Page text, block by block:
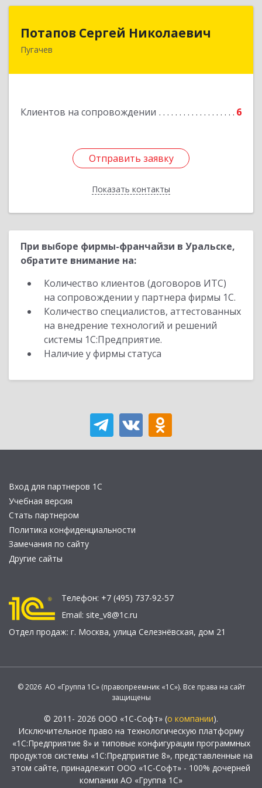
Потапов Сергей Николаевич
Пугачев
Клиентов на сопровождении 6
Отправить заявку
Показать контакты
Потапов Сергей Николаевич
Отправить заявку
Назад
При выборе фирмы-франчайзи в Уральске,
обратите внимание на:
Количество клиентов (договоров ИТС)
на сопровождении у партнера фирмы 1С.
Количество специалистов, аттестованных
на внедрение технологий и решений
системы 1С:Предприятие.
Наличие у фирмы статуса
Вход для партнеров 1С
Учебная версия
Стать партнером
Политика конфиденциальности
Замечания по сайту
Другие сайты
Телефон: +7 (495) 737-92-57
Email: site_v8@1c.ru
Отдел продаж: г. Москва, улица Селезнёвская, дом 21
© 2026 АО «Группа 1С» (правопреемник «1С»). Все права на сайт
защищены
© 2011- 2026 ООО «1С-Софт» (о компании).
Исключительное право на технологическую платформу
«1С:Предприятие 8» и типовые конфигурации программных
продуктов системы «1С:Предприятие 8», представленные на
этом сайте, принадлежит ООО «1С-Софт» - 100% дочерней
компании АО «Группа 1С»